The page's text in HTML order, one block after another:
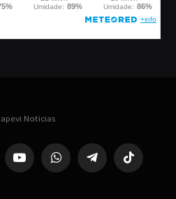
YouTubeWhatsAppTelegramaTikTok